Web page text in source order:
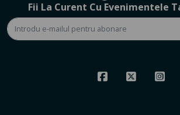
Fii La Curent Cu Evenimentele